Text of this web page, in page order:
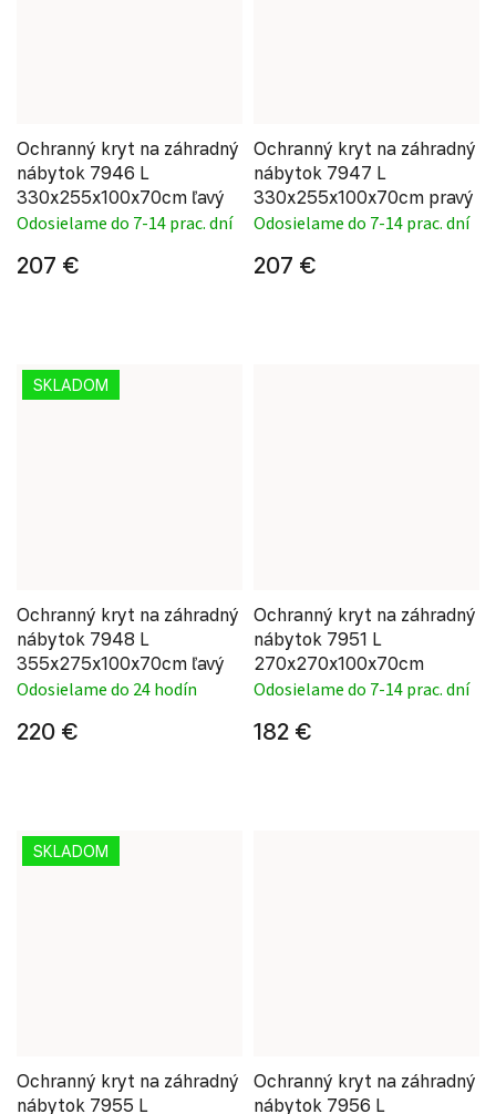
Ochranný kryt na záhradný
nábytok 7946 L
330x255x100x70cm ľavý
Odosielame do 7-14 prac. dní
207 €
Ochranný kryt na záhradný
nábytok 7947 L
330x255x100x70cm pravý
Odosielame do 7-14 prac. dní
207 €
SKLADOM
Ochranný kryt na záhradný
nábytok 7948 L
355x275x100x70cm ľavý
Odosielame do 24 hodín
220 €
Ochranný kryt na záhradný
nábytok 7951 L
270x270x100x70cm
Odosielame do 7-14 prac. dní
182 €
SKLADOM
Ochranný kryt na záhradný
nábytok 7955 L
Ochranný kryt na záhradný
nábytok 7956 L